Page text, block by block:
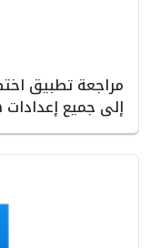
مراجعة تطبيق
إلى جميع